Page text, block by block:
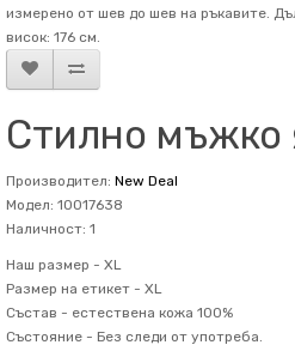
измерено от шев до шев на ръкавите.
висок: 176 см.
Стилно мъжко
Производител: New Deal
Модел: 10017638
Наличност: 1
Наш размер - XL
Размер на етикет - XL
Състав - естествена кожа 100%
Състояние - Без следи от употреба.